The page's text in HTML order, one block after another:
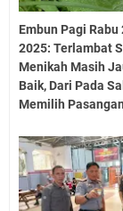
Embun Pagi Rabu
2025: Terlambat
Menikah Masih
Baik, Dari Pada
Memilih Pasangan